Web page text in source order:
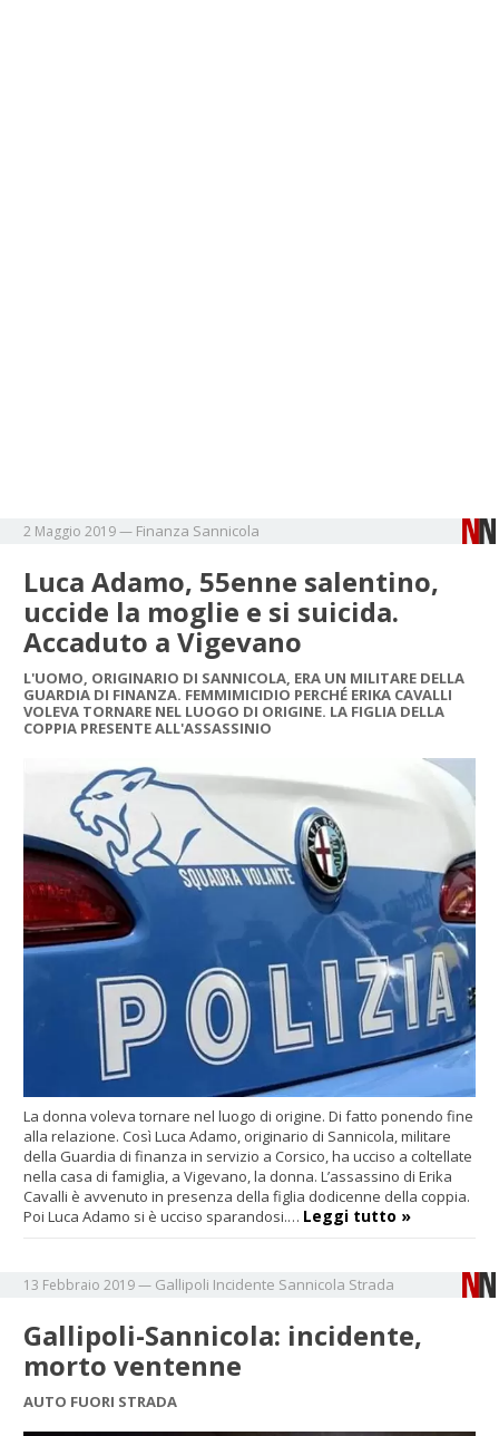
2 Maggio 2019— Finanza Sannicola
Luca Adamo, 55enne salentino,
uccide la moglie e si suicida.
Accaduto a Vigevano
L'UOMO, ORIGINARIO DI SANNICOLA, ERA UN MILITARE DELLA
GUARDIA DI FINANZA. FEMMIMICIDIO PERCHÉ ERIKA CAVALLI
VOLEVA TORNARE NEL LUOGO DI ORIGINE. LA FIGLIA DELLA
COPPIA PRESENTE ALL'ASSASSINIO
La donna voleva tornare nel luogo di origine. Di fatto ponendo fine
alla relazione. Così Luca Adamo, originario di Sannicola, militare
della Guardia di finanza in servizio a Corsico, ha ucciso a coltellate
nella casa di famiglia, a Vigevano, la donna. L’assassino di Erika
Cavalli è avvenuto in presenza della figlia dodicenne della coppia.
Poi Luca Adamo si è ucciso sparandosi.… Leggi tutto »
13 Febbraio 2019— Gallipoli Incidente Sannicola Strada
Gallipoli-Sannicola: incidente,
morto ventenne
AUTO FUORI STRADA